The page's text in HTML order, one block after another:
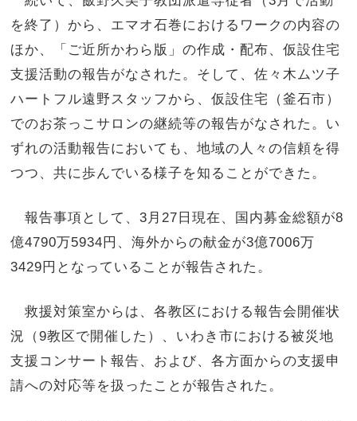
を終了）から、エマオ石巻におけるワークの内容の
ほか、「ご近所かわら版」の作成・配布、仮設住宅
支援活動の報告がなされた。そして、佐々木ムツ子
ハートフル遠野スタッフから、仮設住宅（釜石市）
でのお茶っこサロンの継続等の報告がなされた。い
ずれの活動報告においても、地域の人々の信頼を得
つつ、共に歩んでいる様子を知ることができた。
報告事項として、3月27日現在、国内募金総額が8
億4790万5934円、海外からの献金が3億7006万
3429円となっていることが報告された。
救援対策室からは、各教区における報告会開催状
況（9教区で開催した）、いわき市における被災地
支援コンサート報告、および、各方面からの支援申
請への対応等を扱ったことが報告された。